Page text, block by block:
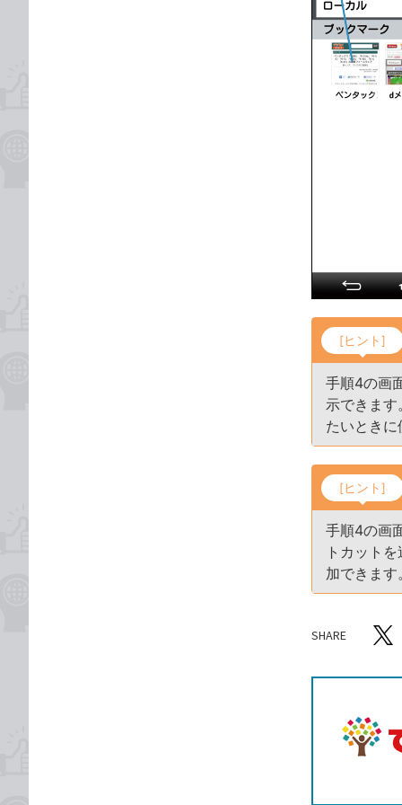
[ヒント]
手順4の画
示できま
たいとき
[ヒント]
手順4の画
トカット
加できます
SHARE
記事を X